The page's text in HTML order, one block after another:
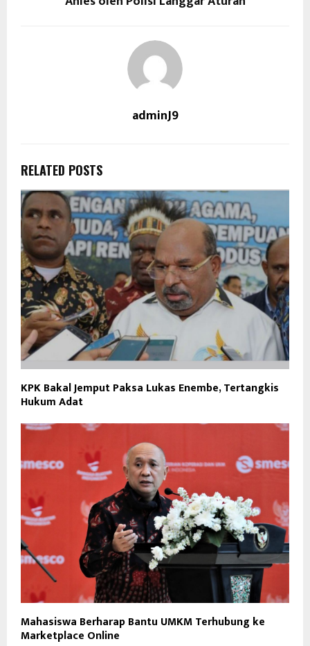
adminJ9
RELATED POSTS
KPK Bakal Jemput Paksa Lukas Enembe, Tertangkis
Hukum Adat
Mahasiswa Berharap Bantu UMKM Terhubung ke
Marketplace Online